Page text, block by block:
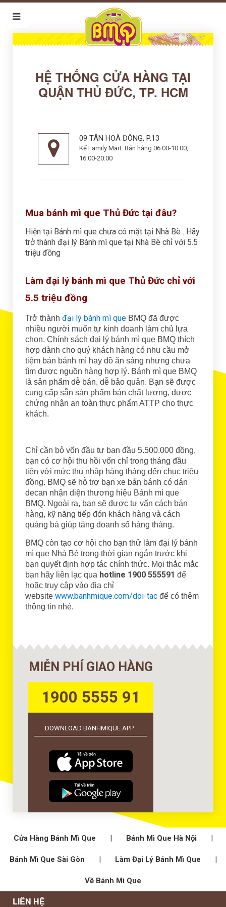
HỆ THỐNG CỬA HÀNG TẠI
QUẬN THỦ ĐỨC, TP. HCM
09 TÂN HOÀ ĐÔNG, P.13
Kế Family Mart. Bán hàng 06:00-10:00,
16:00-20:00
Mua bánh mì que Thủ Đức tại đâu?
Hiện tại Bánh mì que chưa có mặt tại Nhà Bè . Hãy
trở thành đại lý Bánh mì que tại Nhà Bè chỉ với 5.5
triệu đồng
Làm đại lý bánh mì que Thủ Đức chỉ với
5.5 triệu đồng
Trở thành đại lý bánh mì que BMQ đã được
nhiều người muốn tự kinh doanh làm chủ lựa
chọn. Chính sách đại lý bánh mì que BMQ thích
hợp dành cho quý khách hàng có nhu cầu mở
tiệm bán bánh mì hay đồ ăn sáng nhưng chưa
tìm được nguồn hàng hợp lý. Bánh mì que BMQ
là sản phẩm dễ bán, dễ bảo quản. Bạn sẽ được
cung cấp sẵn sản phẩm bán chất lượng, được
chứng nhận an toàn thực phẩm ATTP cho thực
khách.
Chỉ cần bỏ vốn đầu tư ban đầu 5.500.000 đồng,
bạn có cơ hội thu hồi vốn chỉ trong tháng đầu
tiên với mức thu nhập hàng tháng đến chục triệu
đồng. BMQ sẽ hỗ trợ bạn xe bán bánh có dán
decan nhận diện thương hiệu Bánh mì que
BMQ. Ngoài ra, bạn sẽ được tư vấn cách bán
hàng, kỹ năng tiếp đón khách hàng và cách
quảng bá giúp tăng doanh số hàng tháng.
BMQ còn tạo cơ hội cho bạn thử làm đại lý bánh
mì que Nhà Bè trong thời gian ngắn trước khi
bạn quyết định hợp tác chính thức. Mọi thắc mắc
bạn hãy liên lạc qua hotline 1900 555591 để
hoặc truy cập vào địa chỉ
website www.banhmique.com/doi-tac để có thêm
thông tin nhé.
MIỄN PHÍ GIAO HÀNG
1900 5555 91
DOWNLOAD BANHMIQUE APP :
Cửa Hàng Bánh Mì Que | Bánh Mì Que Hà Nội |
Bánh Mì Que Sài Gòn | Làm Đại Lý Bánh Mì Que |
Về Bánh Mì Que
LIÊN HỆ